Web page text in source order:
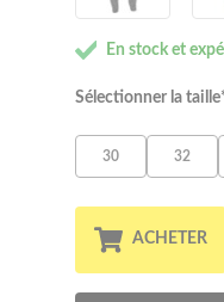
En stock et
Sélectionner la
30 32
ACHETER